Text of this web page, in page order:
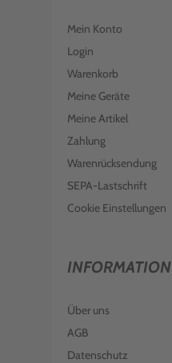
Mein Konto
Login
Warenkorb
Meine Geräte
Meine Artikel
Zahlung
Warenrücksendung
SEPA-Lastschrift
Cookie Einstellungen
INFORMATION
Über uns
AGB
Datenschutz